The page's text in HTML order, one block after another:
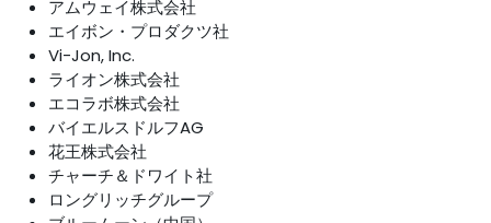
アムウェイ株式会社
エイボン・プロダクツ社
Vi-Jon, Inc.
ライオン株式会社
エコラボ株式会社
バイエルスドルフAG
花王株式会社
チャーチ＆ドワイト社
ロングリッチグループ